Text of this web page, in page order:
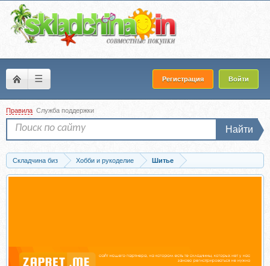
☰ Регистрация Войти
Правила Служба поддержки
Найти
Складчина биз Хобби и рукоделие
Шитье
Запись [Skroila] Жилет Дарзи 9032. Размер 40-60. Рост 162-166